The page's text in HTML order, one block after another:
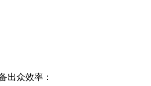
出众效率：